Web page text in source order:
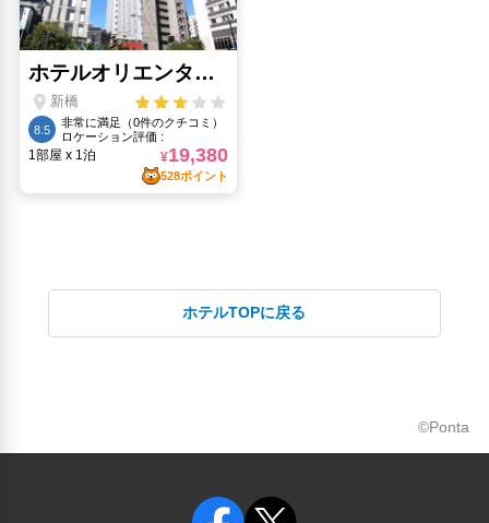
ホテルTOPに戻る
©Ponta